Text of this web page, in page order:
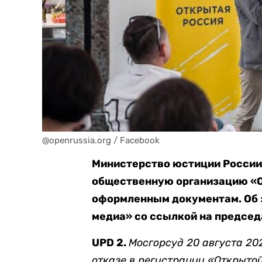
@openrussia.org / Facebook
Министерство юстиции
общественную организацию
оформленным документам. Об
медиа» со ссылкой на
UPD 2. Мосгорсуд 20 августа